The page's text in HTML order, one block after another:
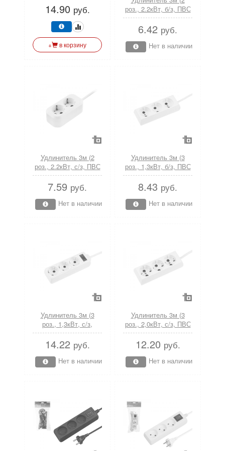
(ЮПИТЕР)
14.90 руб.
+ в корзину
роз., 2.2кВт, б/з, ПВС
2х0,75) Пересвет
(ЮПИТЕР)
6.42 руб.
Нет в наличии
Удлинитель 3м (2
роз., 2.2кВт, с/з, ПВС
3х0,75) Пересвет
(ЮПИТЕР)
7.59 руб.
Нет в наличии
Удлинитель 3м (3
роз., 1,3кВт, б/з, ПВС
2х0,75) У6-004 Юпитер
(ЮПИТЕР)
8.43 руб.
Нет в наличии
Удлинитель 3м (3
роз., 1,3кВт, с/з,
выкл., ПВС 3х0,75)
У6-020 Юпитер
(ЮПИТЕР)
14.22 руб.
Нет в наличии
Удлинитель 3м (3
роз., 2,0кВт, с/з, ПВС
3х1) У10-004 Юпитер
(ЮПИТЕР)
12.20 руб.
Нет в наличии